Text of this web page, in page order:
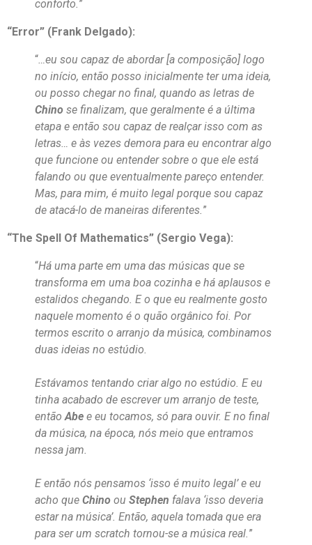
conforto. ”
“Error” (Frank Delgado):
“ …eu sou capaz de abordar [a composição] logo
no início, então posso inicialmente ter uma ideia,
ou posso chegar no final, quando as letras de
Chino se finalizam, que geralmente é a última
etapa e então sou capaz de realçar isso com as
letras… e às vezes demora para eu encontrar algo
que funcione ou entender sobre o que ele está
falando ou que eventualmente pareço entender.
Mas, para mim, é muito legal porque sou capaz
de atacá-lo de maneiras diferentes. ”
“The Spell Of Mathematics” (Sergio Vega):
“Há uma parte em uma das músicas que se
transforma em uma boa cozinha e há aplausos e
estalidos chegando. E o que eu realmente gosto
naquele momento é o quão orgânico foi. Por
termos escrito o arranjo da música, combinamos
duas ideias no estúdio.
Estávamos tentando criar algo no estúdio. E eu
tinha acabado de escrever um arranjo de teste,
então Abe e eu tocamos, só para ouvir. E no final
da música, na época, nós meio que entramos
nessa jam.
E então nós pensamos ‘isso é muito legal’ e eu
acho que Chino ou Stephen falava ‘isso deveria
estar na música’. Então, aquela tomada que era
para ser um scratch tornou-se a música real. ”